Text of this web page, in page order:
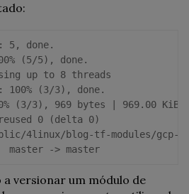
5, done.
(5/5), done.
up to 8 threads
100% (3/3), done.
(3/3), 969 bytes | 969.00 KiB/
0 (delta 0)
4linux/blog-tf-modules/gcp-
versionar um módulo de